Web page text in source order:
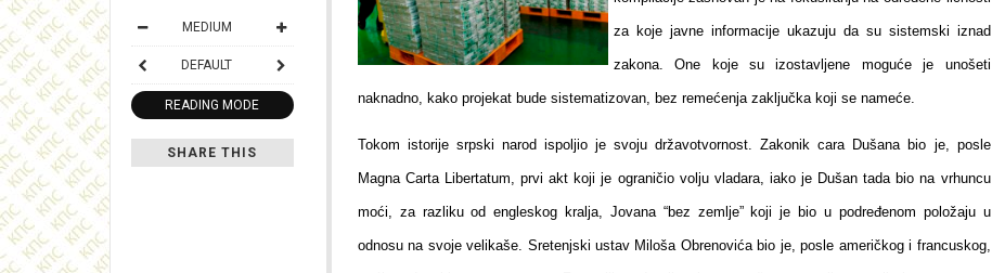
MEDIUM
DEFAULT
READING MODE
SHARE THIS
za koje javne informacije ukazuju da su sistemski iznad
zakona. One koje su izostavljene moguće je unošeti
naknadno, kako projekat bude sistematizovan, bez remećenja zaključka koji se nameće.
Tokom istorije srpski narod ispoljio je svoju državotvornost. Zakonik cara Dušana bio je, posle
Magna Carta Libertatum, prvi akt koji je ograničio volju vladara, iako je Dušan tada bio na vrhuncu
moći, za razliku od engleskog kralja, Jovana “bez zemlje” koji je bio u podređenom položaju u
odnosu na svoje velikaše. Sretenjski ustav Miloša Obrenovića bio je, posle američkog i francuskog,